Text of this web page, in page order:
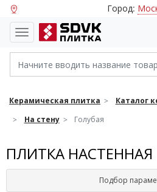
Город:
Керамическая плитка
Каталог
На стену
Голубая
ПЛИТКА НАСТЕННАЯ
Подбор